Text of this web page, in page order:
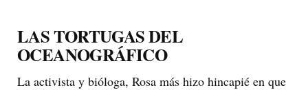
LAS TORTUGAS DEL
OCEANOGRÁFICO
La activista y bióloga, Rosa más hizo hincapié en que